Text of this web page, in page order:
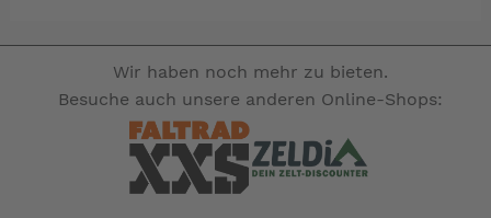
Wir haben noch mehr zu bieten.
Besuche auch unsere anderen Online-Shops: